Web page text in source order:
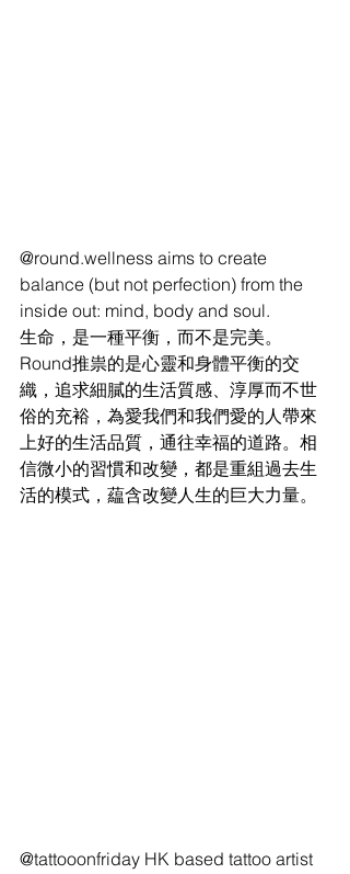
@round.wellness aims to create
balance (but not perfection) from the
inside out: mind, body and soul.
生命，是一種平衡，而不是完美。
Round推祟的是心靈和身體平衡的交
織，追求細膩的生活質感、淳厚而不世
俗的充裕，為愛我們和我們愛的人帶來
上好的生活品質，通往幸福的道路。相
信微小的習慣和改變，都是重組過去生
活的模式，藴含改變人生的巨大力量。
@tattooonfriday HK based tattoo artist